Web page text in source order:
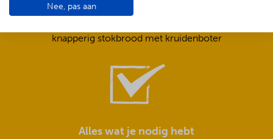
Frisse salades,
knapperig stokbrood met kruidenboter
Alles wat je nodig hebt
Nee, pas aan